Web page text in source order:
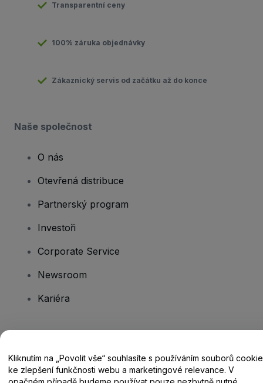
Transparentní ceny
100% záruka objednávky
Zákaznický servis od začátku až do konce
Naše společnost
O nás
Otevřená distribuce
Partnerský program
Investoři
Corporate Service
Newsroom
Kariéra
Centrum nápovědy / Kontakt
Kliknutím na „Povolit vše“ souhlasíte s používáním souborů cookie
ke zlepšení funkčnosti webu a marketingové relevance. V